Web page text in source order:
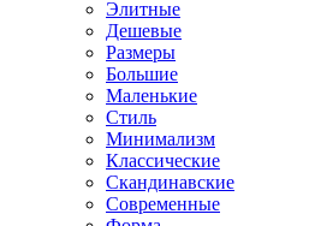
Элитные
Дешевые
Размеры
Большие
Маленькие
Стиль
Минимализм
Классические
Скандинавские
Современные